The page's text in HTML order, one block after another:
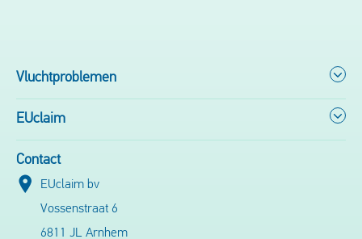
Vluchtproblemen
EUclaim
Contact
EUclaim bv
Vossenstraat 6
6811 JL Arnhem